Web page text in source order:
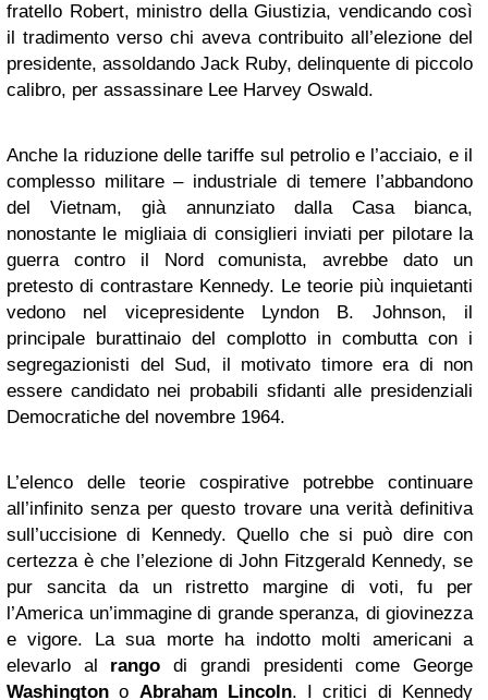
fratello Robert, ministro della Giustizia, vendicando così
il tradimento verso chi aveva contribuito all’elezione del
presidente, assoldando Jack Ruby, delinquente di piccolo
calibro, per assassinare Lee Harvey Oswald.
Anche la riduzione delle tariffe sul petrolio e l’acciaio, e il
complesso militare – industriale di temere l’abbandono
del Vietnam, già annunziato dalla Casa bianca,
nonostante le migliaia di consiglieri inviati per pilotare la
guerra contro il Nord comunista, avrebbe dato un
pretesto di contrastare Kennedy. Le teorie più inquietanti
vedono nel vicepresidente Lyndon B. Johnson, il
principale burattinaio del complotto in combutta con i
segregazionisti del Sud, il motivato timore era di non
essere candidato nei probabili sfidanti alle presidenziali
Democratiche del novembre 1964.
L’elenco delle teorie cospirative potrebbe continuare
all’infinito senza per questo trovare una verità definitiva
sull’uccisione di Kennedy. Quello che si può dire con
certezza è che l’elezione di John Fitzgerald Kennedy, se
pur sancita da un ristretto margine di voti, fu per
l’America un’immagine di grande speranza, di giovinezza
e vigore. La sua morte ha indotto molti americani a
elevarlo al rango di grandi presidenti come George
Washington o Abraham Lincoln. I critici di Kennedy